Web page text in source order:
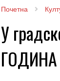
Почетна
У